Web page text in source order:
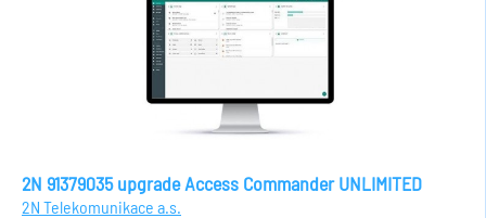
2N 91379035 upgrade Access Commander UNLIMITED
2N Telekomunikace a.s.